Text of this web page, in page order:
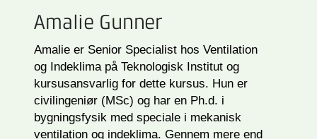
Amalie Gunner
Amalie er Senior Specialist hos Ventilation
og Indeklima på Teknologisk Institut og
kursusansvarlig for dette kursus. Hun er
civilingeniør (MSc) og har en Ph.d. i
bygningsfysik med speciale i mekanisk
ventilation og indeklima. Gennem mere end